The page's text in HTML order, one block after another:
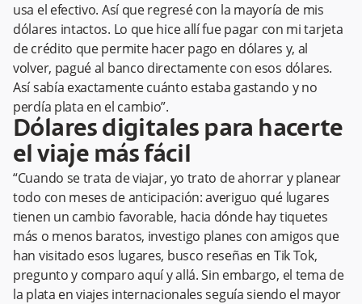
usa el efectivo. Así que regresé con la mayoría de mis
dólares intactos. Lo que hice allí fue pagar con mi tarjeta
de crédito que permite hacer pago en dólares y, al
volver, pagué al banco directamente con esos dólares.
Así sabía exactamente cuánto estaba gastando y no
perdía plata en el cambio”.
Dólares digitales para hacerte
el viaje más fácil
“Cuando se trata de viajar, yo trato de ahorrar y planear
todo con meses de anticipación: averiguo qué lugares
tienen un cambio favorable, hacia dónde hay tiquetes
más o menos baratos, investigo planes con amigos que
han visitado esos lugares, busco reseñas en Tik Tok,
pregunto y comparo aquí y allá. Sin embargo, el tema de
la plata en viajes internacionales seguía siendo el mayor